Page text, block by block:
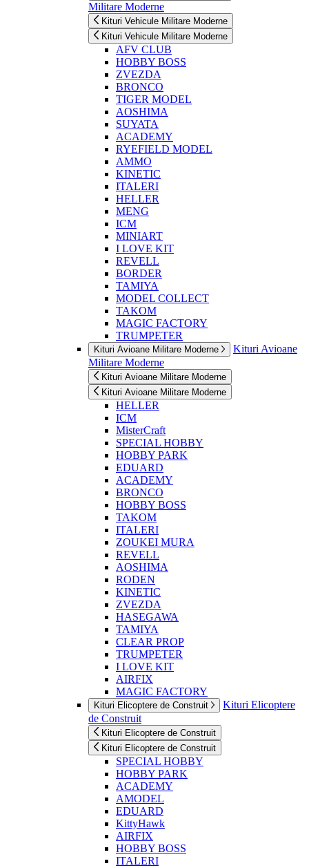
Militare Moderne
Kituri Vehicule Militare Moderne
Kituri Vehicule Militare Moderne
AFV CLUB
HOBBY BOSS
ZVEZDA
BRONCO
TIGER MODEL
AOSHIMA
SUYATA
ACADEMY
RYEFIELD MODEL
AMMO
KINETIC
ITALERI
HELLER
MENG
ICM
MINIART
I LOVE KIT
REVELL
BORDER
TAMIYA
MODEL COLLECT
TAKOM
MAGIC FACTORY
TRUMPETER
Kituri Avioane Militare Moderne
Kituri Avioane
Militare Moderne
Kituri Avioane Militare Moderne
Kituri Avioane Militare Moderne
HELLER
ICM
MisterCraft
SPECIAL HOBBY
HOBBY PARK
EDUARD
ACADEMY
BRONCO
HOBBY BOSS
TAKOM
ITALERI
ZOUKEI MURA
REVELL
AOSHIMA
RODEN
KINETIC
ZVEZDA
HASEGAWA
TAMIYA
CLEAR PROP
TRUMPETER
I LOVE KIT
AIRFIX
MAGIC FACTORY
Kituri Elicoptere de Construit
Kituri Elicoptere
de Construit
Kituri Elicoptere de Construit
Kituri Elicoptere de Construit
SPECIAL HOBBY
HOBBY PARK
ACADEMY
AMODEL
EDUARD
KittyHawk
AIRFIX
HOBBY BOSS
ITALERI